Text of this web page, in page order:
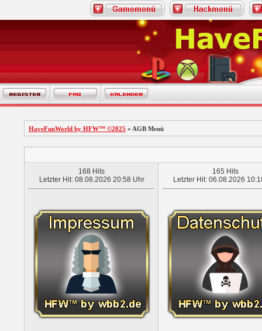
HaveFunWorld by HFW™ ©2025 » AGB Menü
168 Hits
Letzter Hit: 08.08.2026 20:58 Uhr
165 Hits
Letzter Hit: 06.08.2026